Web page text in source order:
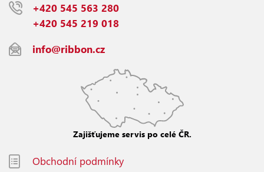
+420 545 563 280
+420 545 219 018
info@ribbon.cz
Zajišťujeme servis po celé ČR.
Obchodní podmínky